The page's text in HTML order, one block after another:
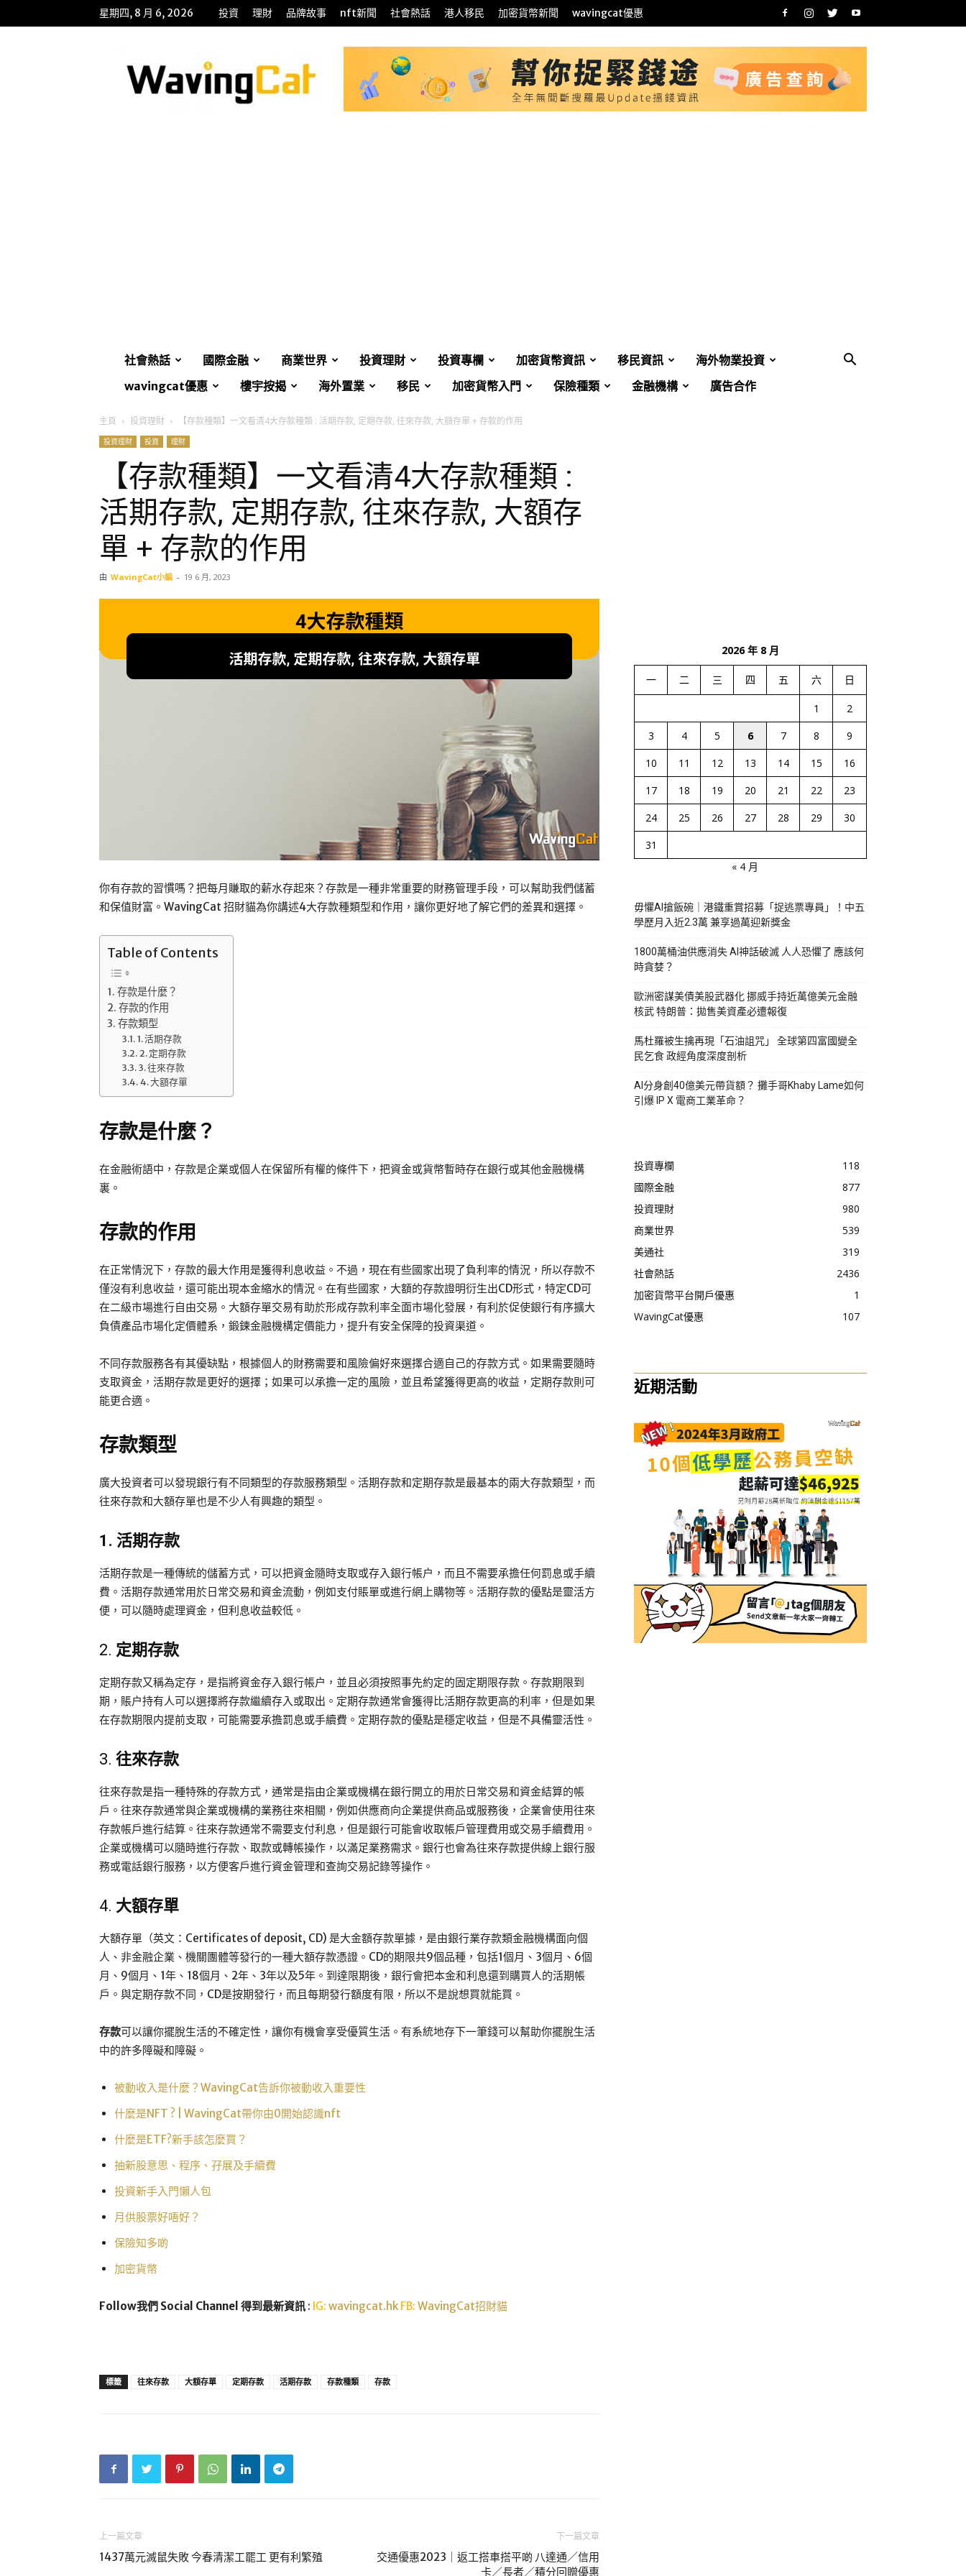
星期四, 8 月 6, 2026 投資 理財 品牌故事 nft新聞 社會熱話 港人移民 加密貨幣新聞 wavingcat優惠
招
財
貓
社會熱話 國際金融 商業世界 投資理財 投資專欄 加密貨幣資訊 移民資訊
海外物業投資
wavingcat優惠
樓宇按揭 海外置業 移民 加密貨幣入門 保險種類 金融機構 廣告合作
主頁 投資理財 【存款種類】一文看清4大存款種類 : 活期存款, 定期存款, 往來存款, 大額存單 + 存款的作用
投資理財 投資 理財
【存款種類】一文看清4大存款種類 :
活期存款, 定期存款, 往來存款, 大額存
單 + 存款的作用
由 WavingCat小編 - 19 6 月, 2023
你有存款的習慣嗎？把每月賺取的薪水存起來？存款是一種非常重要的財務管理手段，可以幫助我們儲蓄
和保值財富。WavingCat 招財貓為你講述4大存款種類型和作用，讓你更好地了解它們的差異和選擇。
Table of Contents
存款是什麼？
存款的作用
存款類型
1. 活期存款
2. 定期存款
3. 往來存款
4. 大額存單
存款是什麼？
在金融術語中，存款是企業或個人在保留所有權的條件下，把資金或貨幣暫時存在銀行或其他金融機構
裏。
存款的作用
在正常情況下，存款的最大作用是獲得利息收益。不過，現在有些國家出現了負利率的情況，所以存款不
僅沒有利息收益，還可能出現本金縮水的情況。在有些國家，大額的存款證明衍生出CD形式，特定CD可
在二級市場進行自由交易。大額存單交易有助於形成存款利率全面市場化發展，有利於促使銀行有序擴大
負債產品市場化定價體系，鍛鍊金融機構定價能力，提升有安全保障的投資渠道。
不同存款服務各有其優缺點，根據個人的財務需要和風險偏好來選擇合適自己的存款方式。如果需要隨時
支取資金，活期存款是更好的選擇；如果可以承擔一定的風險，並且希望獲得更高的收益，定期存款則可
能更合適。
存款類型
廣大投資者可以發現銀行有不同類型的存款服務類型。活期存款和定期存款是最基本的兩大存款類型，而
往來存款和大額存單也是不少人有興趣的類型。
1. 活期存款
活期存款是一種傳統的儲蓄方式，可以把資金隨時支取或存入銀行帳户，而且不需要承擔任何罰息或手續
費。活期存款通常用於日常交易和資金流動，例如支付賬單或進行網上購物等。活期存款的優點是靈活方
便，可以隨時處理資金，但利息收益較低。
2. 定期存款
定期存款又稱為定存，是指將資金存入銀行帳户，並且必須按照事先約定的固定期限存款。存款期限到
期，賬户持有人可以選擇將存款繼續存入或取出。定期存款通常會獲得比活期存款更高的利率，但是如果
在存款期限内提前支取，可能需要承擔罰息或手續費。定期存款的優點是穩定收益，但是不具備靈活性。
3. 往來存款
往來存款是指一種特殊的存款方式，通常是指由企業或機構在銀行開立的用於日常交易和資金結算的帳
戶。往來存款通常與企業或機構的業務往來相關，例如供應商向企業提供商品或服務後，企業會使用往來
存款帳戶進行結算。往來存款通常不需要支付利息，但是銀行可能會收取帳戶管理費用或交易手續費用。
企業或機構可以隨時進行存款、取款或轉帳操作，以滿足業務需求。銀行也會為往來存款提供線上銀行服
務或電話銀行服務，以方便客戶進行資金管理和查詢交易記錄等操作。
4. 大額存單
大額存單（英文：Certificates of deposit, CD) 是大金額存款單據，是由銀行業存款類金融機構面向個
人、非金融企業、機關團體等發行的一種大額存款憑證。CD的期限共9個品種，包括1個月、3個月、6個
月、9個月、1年、18個月、2年、3年以及5年。到達限期後，銀行會把本金和利息還到購買人的活期帳
戶。與定期存款不同，CD是按期發行，而且每期發行額度有限，所以不是說想買就能買。
存款可以讓你擺脫生活的不確定性，讓你有機會享受優質生活。有系統地存下一筆錢可以幫助你擺脫生活
中的許多障礙和障礙。
被動收入是什麼？WavingCat告訴你被動收入重要性
什麼是NFT ? | WavingCat帶你由0開始認識nft
什麼是ETF?新手該怎麼買？
抽新股意思、程序、孖展及手續費
投資新手入門懶人包
月供股票好唔好？
保險知多啲
加密貨幣
Follow我們 Social Channel 得到最新資訊 : IG: wavingcat.hkFB: WavingCat招財貓
標籤 往來存款 大額存單 定期存款 活期存款 存款種類 存款
上一篇文章
1437萬元滅鼠失敗 今春清潔工罷工 更有利繁殖
下一篇文章
交通優惠2023｜返工搭車搭平啲 八達通／信用
卡／長者／積分回贈優惠
2026 年 8 月
一 二 三 四 五 六 日
1
2
3
4 5 6 7 8
9
10
11 12 13 14 15
16
17
18 19 20 21 22
23
24
25 26 27 28 29
30
31
« 4 月
毋懼AI搶飯碗｜港鐵重賞招募「捉逃票專員」！中五
學歷月入近2.3萬 兼享過萬迎新獎金
1800萬桶油供應消失 AI神話破滅 人人恐懼了 應該何
時貪婪？
歐洲密謀美債美股武器化 挪威手持近萬億美元金融
核武 特朗普：拋售美資產必遭報復
馬杜羅被生擒再現「石油詛咒」 全球第四富國變全
民乞食 政經角度深度剖析
AI分身創40億美元帶貨額？ 攤手哥Khaby Lame如何
引爆 IP X 電商工業革命？
投資專欄
118
國際金融
877
投資理財
980
商業世界
539
美通社
319
社會熱話
2436
加密貨幣平台開戶優惠
1
WavingCat優惠
107
近期活動